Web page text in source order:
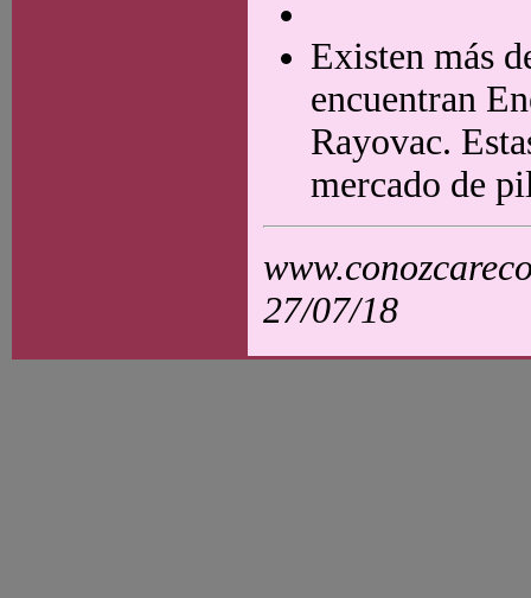
Existen más
encuentran
Rayovac.
mercado de
27/07/18